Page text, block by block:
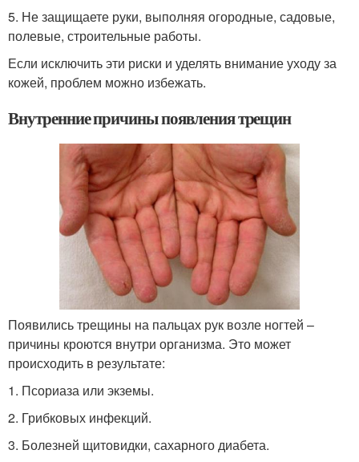
5. Не защищаете руки, выполняя огородные, садовые,
полевые, строительные работы.
Если исключить эти риски и уделять внимание уходу за
кожей, проблем можно избежать.
Внутренние причины появления трещин
Появились трещины на пальцах рук возле ногтей –
причины кроются внутри организма. Это может
происходить в результате:
1. Псориаза или экземы.
2. Грибковых инфекций.
3. Болезней щитовидки, сахарного диабета.